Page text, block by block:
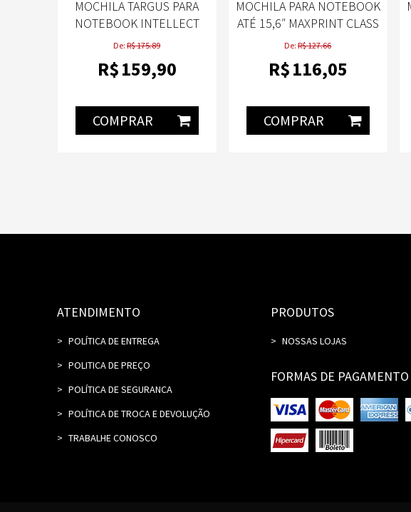
MOCHILA TARGUS PARA
NOTEBOOK INTELLECT
ESSENTIALS 15.6" - TSB966
De: R$ 175.89
R$159,90
COMPRAR
MOCHILA PARA NOTEBOOK
ATÉ 15,6″ MAXPRINT CLASS
De: R$ 127.66
R$116,05
COMPRAR
ATENDIMENTO
POLÍTICA DE ENTREGA
POLITICA DE PREÇO
POLÍTICA DE SEGURANCA
POLÍTICA DE TROCA E DEVOLUÇÃO
TRABALHE CONOSCO
PRODUTOS
NOSSAS LOJAS
FORMAS DE PAGAMENTO